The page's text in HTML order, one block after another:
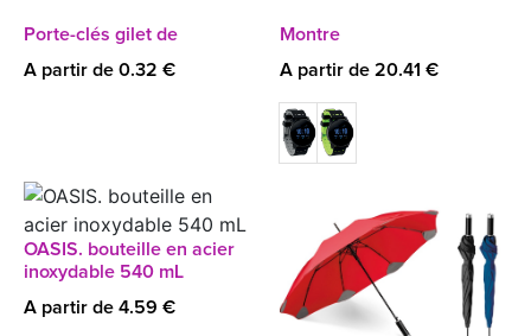
Porte-clés gilet de
A partir de 0.32 €
Montre
A partir de 20.41 €
OASIS. bouteille en acier
inoxydable 540 mL
A partir de 4.59 €